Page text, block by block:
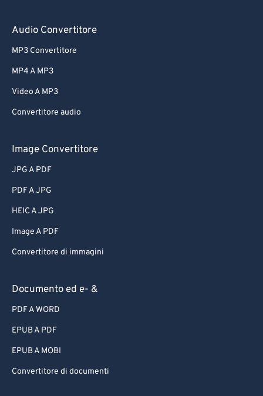
Audio Convertitore
MP3 Convertitore
MP4 A MP3
Video A MP3
Convertitore audio
Image Convertitore
JPG A PDF
PDF A JPG
HEIC A JPG
Image A PDF
Convertitore di immagini
Documento ed e- &
PDF A WORD
EPUB A PDF
EPUB A MOBI
Convertitore di documenti